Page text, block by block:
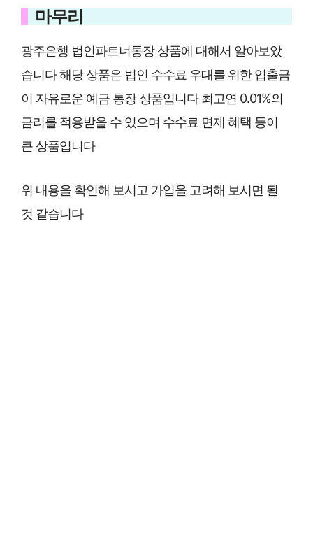
마무리
광주은행 법인파트너통장 상품에 대해서 알아보았
습니다 해당 상품은 법인 수수료 우대를 위한 입출금
이 자유로운 예금 통장 상품입니다 최고연 0.01%의
금리를 적용받을 수 있으며 수수료 면제 혜택 등이
큰 상품입니다
위 내용을 확인해 보시고 가입을 고려해 보시면 될
것 같습니다